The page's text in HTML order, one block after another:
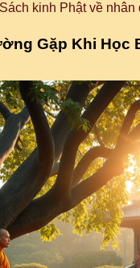
Sách kinh Phật về nhân
Gặp Khi Học